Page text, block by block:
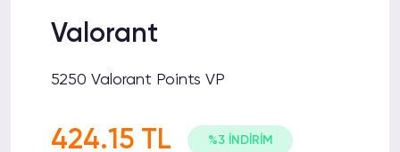
Valorant
5250 Valorant Points VP
424.15 TL %3 İNDİRİM